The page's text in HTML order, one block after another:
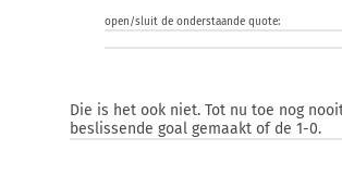
open/sluit de onderstaande quote:
Die is het ook niet. Tot nu toe nog
beslissende goal gemaakt of de 1-0.